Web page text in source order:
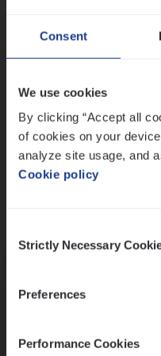
Consent
We use cookies
By clicking “Accept all
of cookies on your
analyze site usage, and
Cookie policy
Selection
Strictly Necessary
Preferences
Performance Cookies
Ons